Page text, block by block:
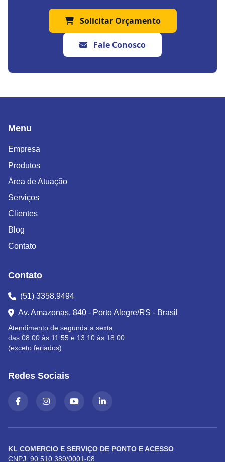
Solicitar Orçamento
Fale Conosco
Menu
Empresa
Produtos
Área de Atuação
Serviços
Clientes
Blog
Contato
Contato
(51) 3358.9494
Av. Amazonas, 840 - Porto Alegre/RS - Brasil
Atendimento de segunda a sexta
das 08:00 às 11:55 e 13:10 às 18:00
(exceto feriados)
Redes Sociais
KL COMERCIO E SERVIÇO DE PONTO E ACESSO
CNPJ: 90.510.389/0001-08